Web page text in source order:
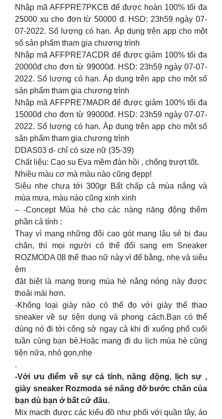
Nhập mã AFFPRE7PKCB để được hoàn 100% tối đa
25000 xu cho đơn từ 50000 đ. HSD: 23h59 ngày 07-
07-2022. Số lượng có hạn. Áp dụng trên app cho một
số sản phẩm tham gia chương trình
Nhập mã AFFPRE7ACDR để được giảm 100% tối đa
20000đ cho đơn từ 99000đ. HSD: 23h59 ngày 07-07-
2022. Số lượng có hạn. Áp dụng trên app cho một số
sản phẩm tham gia chương trình
Nhập mã AFFPRE7MADR để được giảm 100% tối đa
15000đ cho đơn từ 99000đ. HSD: 23h59 ngày 07-07-
2022. Số lượng có hạn. Áp dụng trên app cho một số
sản phẩm tham gia chương trình
DDAS03 d- chỉ có size nữ (35-39)
Chất liệu: Cao su Eva mềm đàn hồi , chống trượt tốt.
Nhiều màu cơ mà màu nào cũng đẹpp!
Siêu nhẹ chưa tới 300gr Bất chấp cả mùa nắng và
mùa mưa, màu nào cũng xinh xinh
– -Concept Mùa hè cho các nàng năng động thêm
phần cá tính :
Thay vì mang những đôi cao gót mang lâu sẻ bị đau
chân, thì mọi người có thể đổi sang em Sneaker
ROZMODA 08 thể thao nữ này vì đế bằng, nhẹ và siêu
êm
đặt biệt là mang trong mùa hè nắng nóng này được
thoải mái hơn.
-Không loại giày nào có thể đọ với giày thể thao
sneaker về sự tiện dụng và phong cách.Bạn có thể
dùng nó đi tới công sở ngay cả khi đi xuống phố cuối
tuần cùng bạn bè.Hoặc mang đi du lịch mùa hè cũng
tiện nữa, nhỏ gọn,nhẹ
.
-Với ưu điểm về sự cá tính, năng động, lịch sự ,
giày sneaker Rozmoda sẻ nâng đỡ bước chân của
bạn dù bạn ở bất cứ đâu.
Mix macth được các kiểu đồ như phối với quần tây, áo